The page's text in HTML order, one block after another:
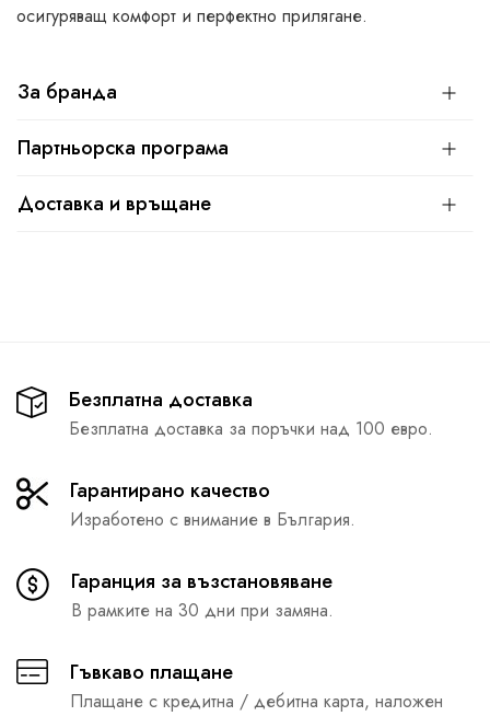
осигуряващ комфорт и перфектно прилягане.
За бранда
Партньорска програма
Доставка и връщане
Безплатна доставка
Безплатна доставка за поръчки над 100 евро.
Гарантирано качество
Изработено с внимание в България.
Гаранция за възстановяване
В рамките на 30 дни при замяна.
Гъвкаво плащане
Плащане с кредитна / дебитна карта, наложен